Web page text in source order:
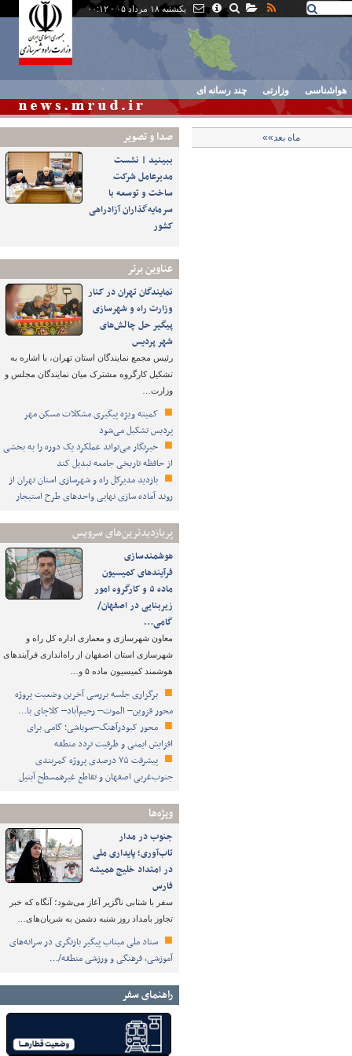
یکشنبه ۱۸ مرداد ۰۵ - ۰۰:۱۲
هواشناسی وزارتی چند رسانه ای
صدا و تصوير
ببینید | نشست
مدیرعامل شرکت
ساخت و توسعه با
سرمایه‌گذاران آزادراهی
کشور
عناوین برتر
نمایندگان تهران در کنار
وزارت راه و شهرسازی
پیگیر حل چالش‌های
شهر پردیس
رئیس مجمع نمایندگان استان تهران، با اشاره به
تشکیل کارگروه مشترک میان نمایندگان مجلس و
وزارت…
کمیته ویژه پیگیری مشکلات مسکن مهر
پردیس تشکیل می‌شود
خبرنگار می‌تواند عملکرد یک دوره را به بخشی
از حافظه تاریخی جامعه تبدیل کند
بازدید مدیرکل راه و شهرسازی استان تهران از
روند آماده سازی نهایی واحدهای طرح استیجار
پربازدیدترین‌های سرویس
هوشمندسازی
فرآیندهای کمیسیون
ماده ۵ و کارگروه امور
زیربنایی در اصفهان/
گامی…
معاون شهرسازی و معماری اداره کل راه و
شهرسازی استان اصفهان از راه‌اندازی فرآیندهای
هوشمند کمیسیون ماده ۵ و…
برگزاری جلسه بررسی آخرین وضعیت پروژه
محور قزوین– الموت– رحیم‌آباد– کلاچای با…
محور کبودرآهنگ–سوباشی؛ گامی برای
افزایش ایمنی و ظرفیت تردد منطقه
پیشرفت ۷۵ درصدی پروژه کمربندی
جنوب‌غربی اصفهان و تقاطع غیرهمسطح آبنیل
ویژه‌ها
جنوب در مدار
تاب‌آوری؛ پایداری ملی
در امتداد خلیج همیشه
فارس
سفر با شتابی ناگزیر آغاز می‌شود؛ آنگاه که خبر
تجاوز بامداد روز شنبه دشمن به شریان‌های…
ستاد ملی میناب پیگیر بازنگری در سرانه‌های
آموزشی، فرهنگی و ورزشی منطقه/…
راهنمای سفر
ماه بعد»»